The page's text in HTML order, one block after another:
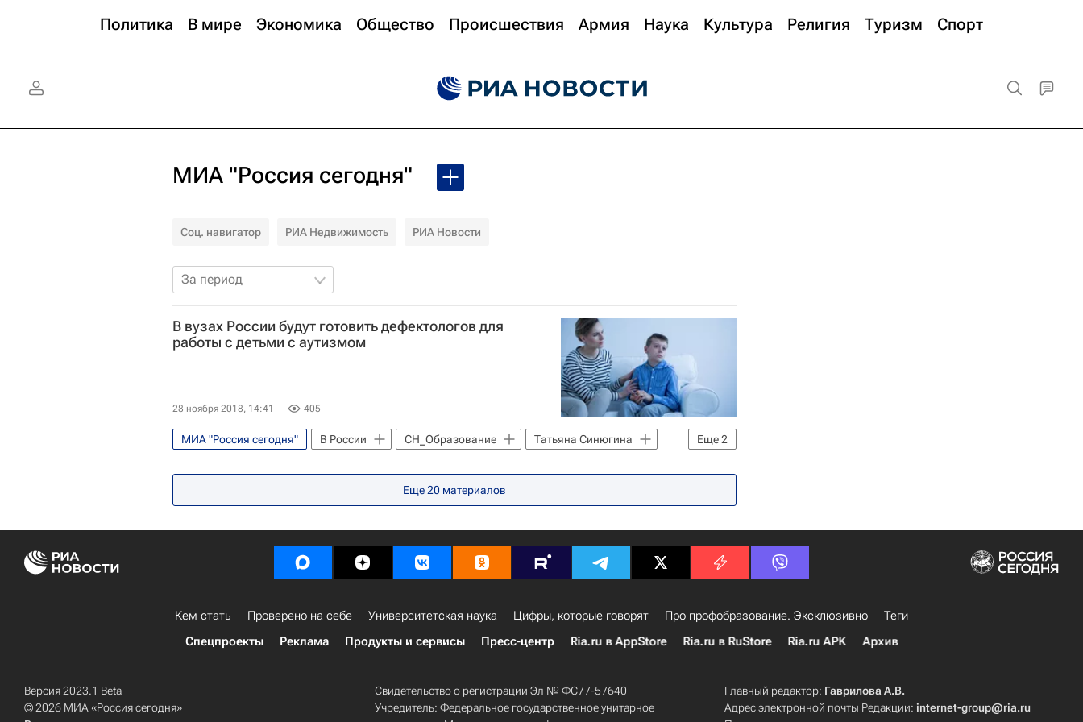
Политика В мире Экономика Общество Происшествия Армия Наука Культура Религия Туризм Спорт
МИА "Россия сегодня"
Соц. навигатор РИА Недвижимость РИА Новости
За период
В вузах России будут готовить дефектологов для
работы с детьми с аутизмом
28 ноября 2018, 14:41 405
Еще2
МИА "Россия сегодня" В России СН_Образование
Татьяна Синюгина
Министерство просвещения России (Минпросвещения России)
Еще20 материалов
Кем стать Проверено на себе Университетская наука Цифры, которые говорят Про профобразование. Эксклюзивно
Теги
Спецпроекты
Реклама Продукты и сервисы Пресс-центр Ria.ru в AppStore Ria.ru в RuStore Ria.ru APK Архив
Версия 2023.1 Beta
© 2026 МИА «Россия сегодня»
Свидетельство о регистрации Эл № ФС77-57640
Учредитель: Федеральное государственное унитарное
Главный редактор: Гаврилова А.В.
Адрес электронной почты Редакции:internet-group@ria.ru